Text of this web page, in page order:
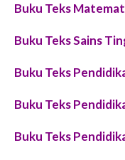
Buku Teks
Buku Teks Sains
Buku Teks
Buku Teks
Buku Teks